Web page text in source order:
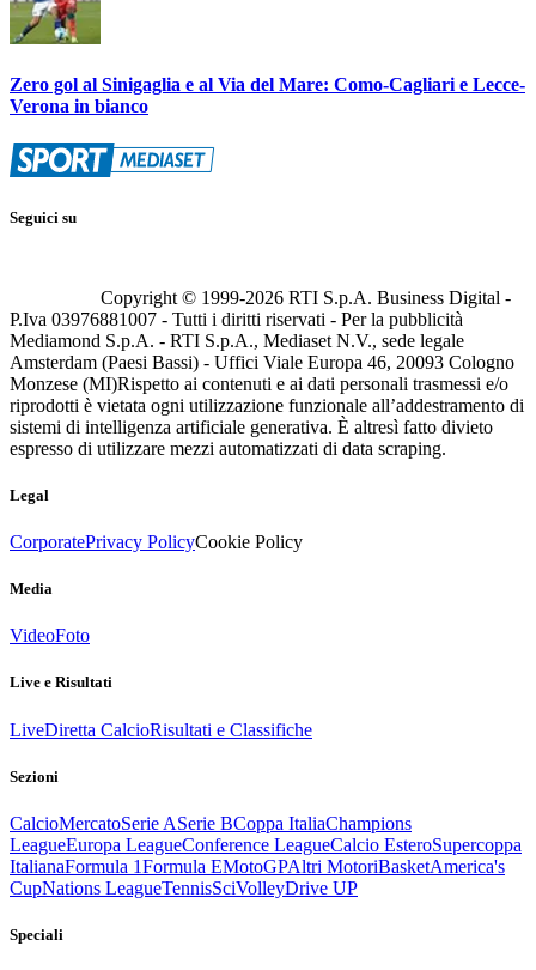
Zero gol al Sinigaglia e al Via del Mare: Como-Cagliari e Lecce-
Verona in bianco
Seguici su
Copyright © 1999-2026 RTI S.p.A. Business Digital -
P.Iva 03976881007 - Tutti i diritti riservati - Per la pubblicità
Mediamond S.p.A. - RTI S.p.A., Mediaset N.V., sede legale
Amsterdam (Paesi Bassi) - Uffici Viale Europa 46, 20093 Cologno
Monzese (MI)Rispetto ai contenuti e ai dati personali trasmessi e/o
riprodotti è vietata ogni utilizzazione funzionale all’addestramento di
sistemi di intelligenza artificiale generativa. È altresì fatto divieto
espresso di utilizzare mezzi automatizzati di data scraping.
Legal
CorporatePrivacy PolicyCookie Policy
Media
VideoFoto
Live e Risultati
LiveDiretta CalcioRisultati e Classifiche
Sezioni
CalcioMercatoSerie ASerie BCoppa ItaliaChampions
LeagueEuropa LeagueConference LeagueCalcio EsteroSupercoppa
ItalianaFormula 1Formula EMotoGPAltri MotoriBasketAmerica's
CupNations LeagueTennisSciVolleyDrive UP
Speciali